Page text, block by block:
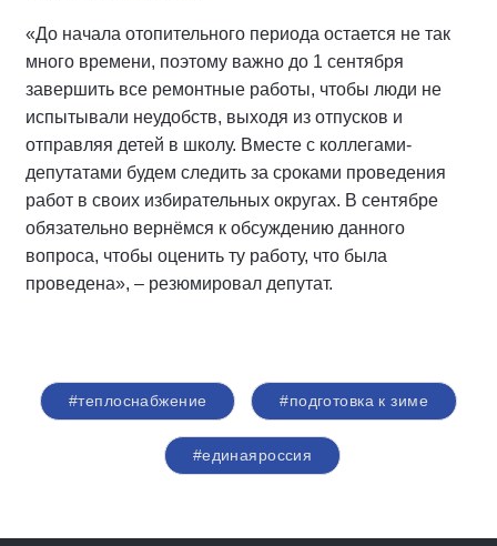
«До начала отопительного периода остается не так
много времени, поэтому важно до 1 сентября
завершить все ремонтные работы, чтобы люди не
испытывали неудобств, выходя из отпусков и
отправляя детей в школу. Вместе с коллегами-
депутатами будем следить за сроками проведения
работ в своих избирательных округах. В сентябре
обязательно вернёмся к обсуждению данного
вопроса, чтобы оценить ту работу, что была
проведена», – резюмировал депутат.
#теплоснабжение #подготовка к зиме
#единаяроссия